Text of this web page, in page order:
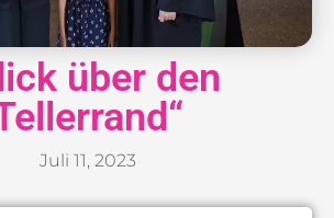
über den
Juli 11, 2023